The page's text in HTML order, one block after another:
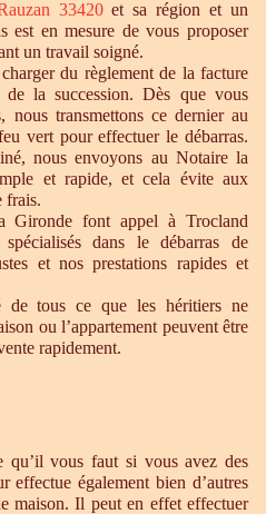
33420et sa région et un
est en mesure de vous proposer
un travail soigné.
du règlement de la facture
la succession. Dès que vous
nous transmettons ce dernier au
vert pour effectuer le débarras.
nous envoyons au Notaire la
et rapide, et cela évite aux
frais.
Gironde font appel à Trocland
dans le débarras de
et nos prestations rapides et
tous ce que les héritiers ne
ou l’appartement peuvent être
rapidement.
qu’il vous faut si vous avez des
effectue également bien d’autres
maison. Il peut en effet effectuer